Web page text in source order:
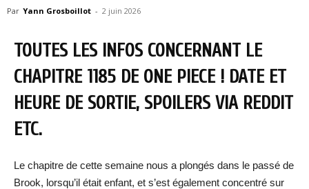
Par Yann Grosboillot - 2 juin 2026
TOUTES LES INFOS CONCERNANT LE
CHAPITRE 1185 DE ONE PIECE ! DATE ET
HEURE DE SORTIE, SPOILERS VIA REDDIT
ETC.
Le chapitre de cette semaine nous a plongés dans le passé de
Brook, lorsqu’il était enfant, et s’est également concentré sur